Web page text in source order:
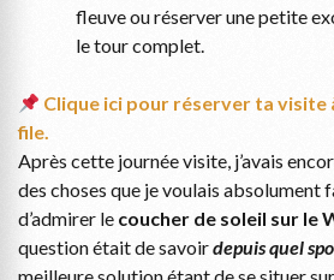
fleuve ou réserver une petite
le tour complet.
Clique ici pour réserver ta visite
file.
Après cette journée visite, j’avais
des choses que je voulais absolument
d’admirer le coucher de soleil sur le
question était de savoirdepuis quel